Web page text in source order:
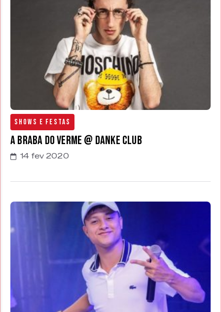
Shows e Festas
A Braba do Verme @ Danke Club
14 fev 2020